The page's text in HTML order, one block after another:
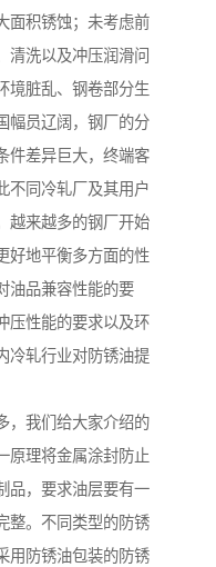
面积锈蚀；未考虑前
清洗以及冲压润滑问
境脏乱、钢卷部分生
幅员辽阔，钢厂的分
件差异巨大，终端客
不同冷轧厂及其用户
越来越多的钢厂开始
好地平衡多方面的性
油品兼容性能的要
压性能的要求以及环
冷轧行业对防锈油提
，我们给大家介绍的
原理将金属涂封防止
品，要求油层要有一
整。不同类型的防锈
用防锈油包装的防锈